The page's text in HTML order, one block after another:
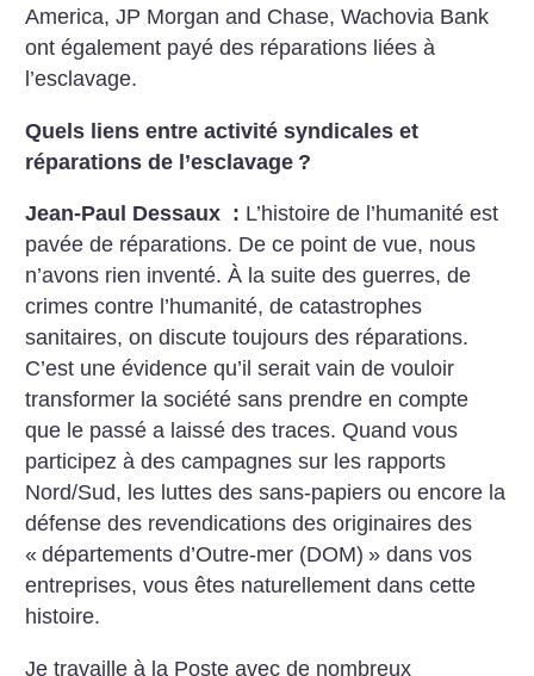
America, JP Morgan and Chase, Wachovia Bank
ont également payé des réparations liées à
l’esclavage.
Quels liens entre activité syndicales et
réparations de l’esclavage ?
Jean-Paul Dessaux : L’histoire de l’humanité est
pavée de réparations. De ce point de vue, nous
n’avons rien inventé. À la suite des guerres, de
crimes contre l’humanité, de catastrophes
sanitaires, on discute toujours des réparations.
C’est une évidence qu’il serait vain de vouloir
transformer la société sans prendre en compte
que le passé a laissé des traces. Quand vous
participez à des campagnes sur les rapports
Nord/Sud, les luttes des sans-papiers ou encore la
défense des revendications des originaires des
« départements d’Outre-mer (DOM) » dans vos
entreprises, vous êtes naturellement dans cette
histoire.
Je travaille à la Poste avec de nombreux